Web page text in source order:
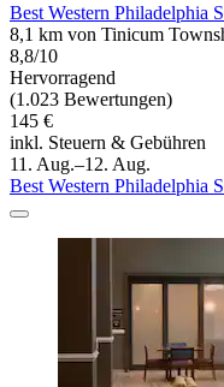
Best Western Philadelphia
8,1 km von Tinicum
8,8/10
Hervorragend
(1.023 Bewertungen)
145 €
inkl. Steuern & Gebühren
11. Aug.–12. Aug.
Best Western Philadelphia